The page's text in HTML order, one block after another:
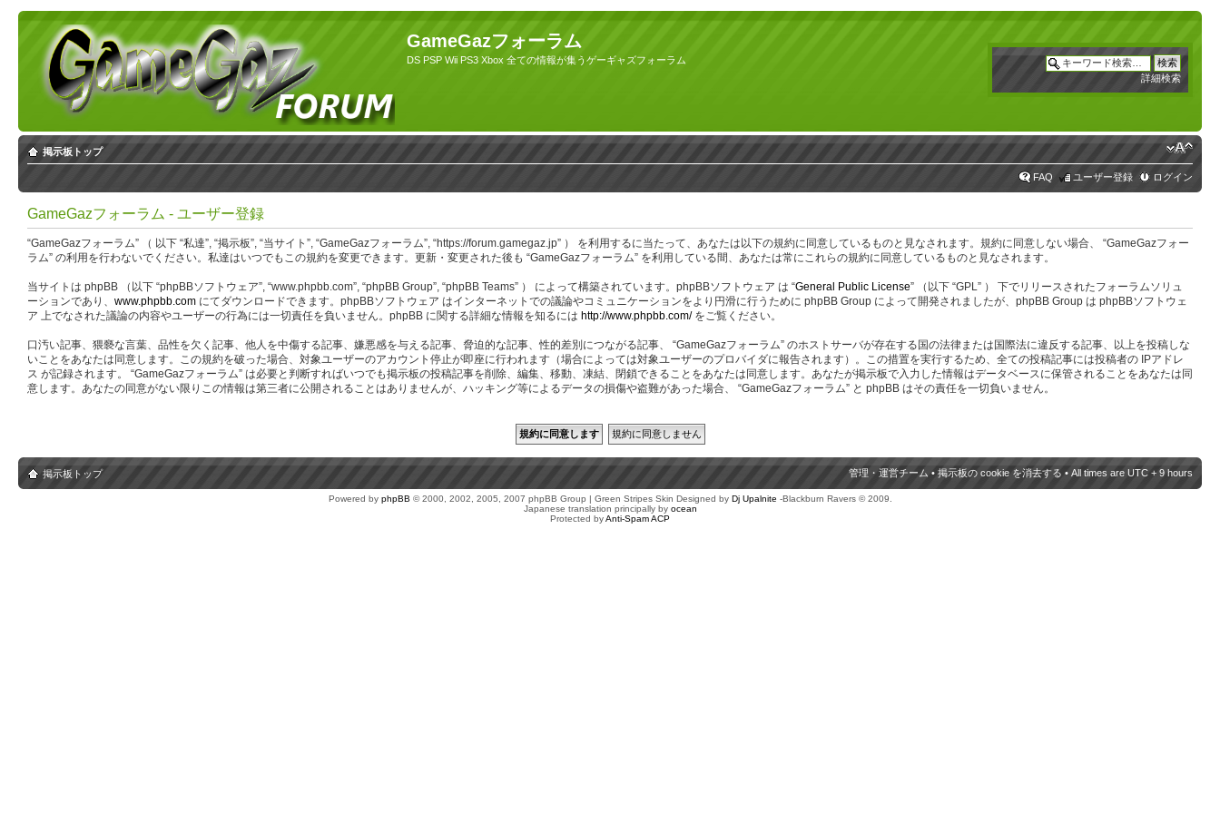
GameGazフォーラム
DS PSP Wii PS3 Xbox 全ての情報が集うゲーギャズフォーラム
詳細検索
掲示板トップ
FAQ ユーザー登録 ログイン
GameGazフォーラム - ユーザー登録
“GameGazフォーラム” （ 以下 “私達”, “掲示板”, “当サイト”, “GameGazフォーラム”, “https://forum.gamegaz.jp” ） を利用するに当たって、あなたは以下の規約に同意しているものと見なされます。規約に同意しない場合、 “GameGazフォー
ラム” の利用を行わないでください。私達はいつでもこの規約を変更できます。更新・変更された後も “GameGazフォーラム” を利用している間、あなたは常にこれらの規約に同意しているものと見なされます。
当サイトは phpBB （以下 “phpBBソフトウェア”, “www.phpbb.com”, “phpBB Group”, “phpBB Teams” ） によって構築されています。phpBBソフトウェア は “General Public License” （以下 “GPL” ） 下でリリースされたフォーラムソリュ
ーションであり、 www.phpbb.com にてダウンロードできます。phpBBソフトウェア はインターネットでの議論やコミュニケーションをより円滑に行うために phpBB Group によって開発されましたが、phpBB Group は phpBBソフトウェ
ア 上でなされた議論の内容やユーザーの行為には一切責任を負いません。phpBB に関する詳細な情報を知るには http://www.phpbb.com/をご覧ください。
口汚い記事、猥褻な言葉、品性を欠く記事、他人を中傷する記事、嫌悪感を与える記事、脅迫的な記事、性的差別につながる記事、 “GameGazフォーラム” のホストサーバが存在する国の法律または国際法に違反する記事、以上を投稿しな
いことをあなたは同意します。この規約を破った場合、対象ユーザーのアカウント停止が即座に行われます（場合によっては対象ユーザーのプロバイダに報告されます）。この措置を実行するため、全ての投稿記事には投稿者の IPアドレ
ス が記録されます。 “GameGazフォーラム” は必要と判断すればいつでも掲示板の投稿記事を削除、編集、移動、凍結、閉鎖できることをあなたは同意します。あなたが掲示板で入力した情報はデータベースに保管されることをあなたは同
意します。あなたの同意がない限りこの情報は第三者に公開されることはありませんが、ハッキング等によるデータの損傷や盗難があった場合、 “GameGazフォーラム” と phpBB はその責任を一切負いません。
掲示板トップ 管理・運営チーム • 掲示板の cookie を消去する • All times are UTC + 9 hours
Powered by phpBB © 2000, 2002, 2005, 2007 phpBB Group | Green Stripes Skin Designed by Dj Upalnite -Blackburn Ravers © 2009.
Japanese translation principally by ocean
Protected byAnti-Spam ACP